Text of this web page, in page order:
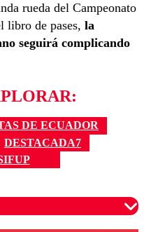
rueda del Campeonato
libro de pases, la
seguirá complicando
DE ECUADOR
DESTACADA7